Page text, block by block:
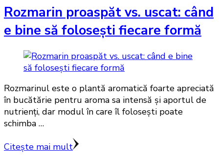
Rozmarin proaspăt vs. uscat: când
e bine să folosești fiecare formă
Rozmarinul este o plantă aromatică foarte apreciată
în bucătărie pentru aroma sa intensă și aportul de
nutrienți, dar modul în care îl folosești poate
schimba …
Citește mai mult